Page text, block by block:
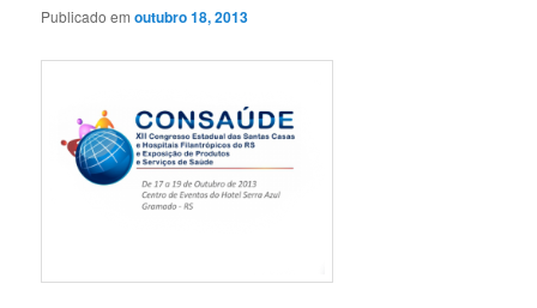
Publicado emoutubro 18, 2013